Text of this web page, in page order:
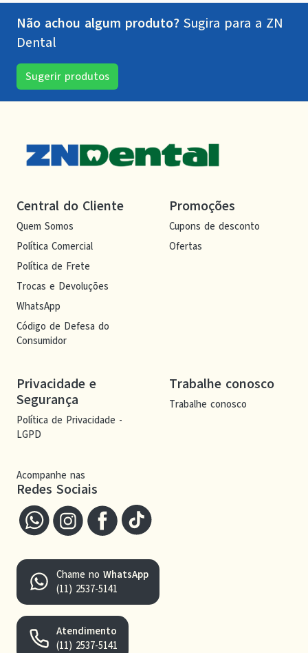
Não achou algum produto? Sugira para a ZN
Dental
Sugerir produtos
Central do Cliente
Quem Somos
Política Comercial
Política de Frete
Trocas e Devoluções
WhatsApp
Código de Defesa do
Consumidor
Promoções
Cupons de desconto
Ofertas
Privacidade e
Segurança
Política de Privacidade -
LGPD
Trabalhe conosco
Trabalhe conosco
Acompanhe nas
Redes Sociais
Chame no WhatsApp
(11) 2537-5141
Atendimento
(11) 2537-5141